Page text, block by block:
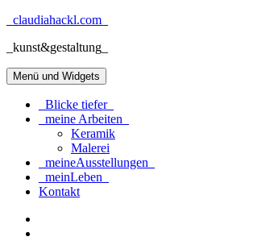
Zum
springen
_claudiahackl.com_
_kunst&gestaltung_
Menü und Widgets
_Blicke tiefer_
_meine Arbeiten_
Keramik
Malerei
_meineAusstellungen_
_meinLeben_
Kontakt